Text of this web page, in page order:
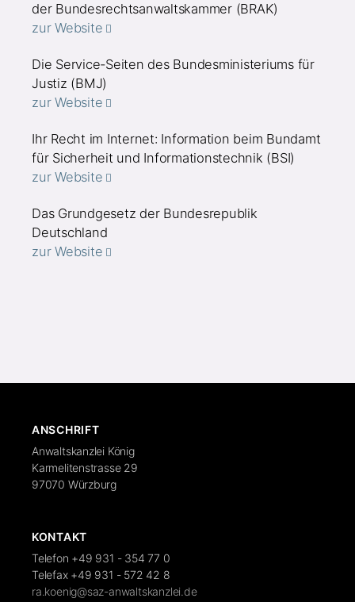
der Bundesrechtsanwaltskammer (BRAK)
zur Website
Die Service-Seiten des Bundesministeriums für
Justiz (BMJ)
zur Website
Ihr Recht im Internet: Information beim Bundamt
für Sicherheit und Informationstechnik (BSI)
zur Website
Das Grundgesetz der Bundesrepublik
Deutschland
zur Website
ANSCHRIFT
Anwaltskanzlei König
Karmelitenstrasse 29
97070 Würzburg
KONTAKT
Telefon +49 931 - 354 77 0
Telefax +49 931 - 572 42 8
ra.koenig@saz-anwaltskanzlei.de